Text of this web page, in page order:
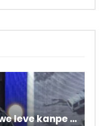
Popilasyon an dwe leve kanpe pou chanje sitiyasyon kawotik l’ap viv nan peyi a.